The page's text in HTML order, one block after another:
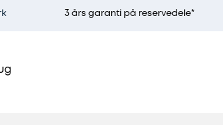
3 års garanti på reservedele*